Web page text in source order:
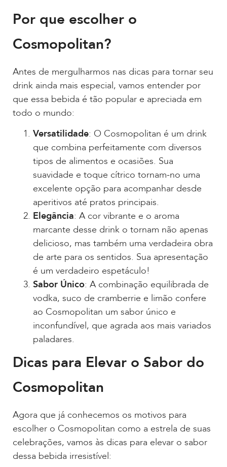
Por que escolher o
Cosmopolitan?
Antes de mergulharmos nas dicas para tornar seu
drink ainda mais especial, vamos entender por
que essa bebida é tão popular e apreciada em
todo o mundo:
Versatilidade: O Cosmopolitan é um drink
que combina perfeitamente com diversos
tipos de alimentos e ocasiões. Sua
suavidade e toque cítrico tornam-no uma
excelente opção para acompanhar desde
aperitivos até pratos principais.
Elegância: A cor vibrante e o aroma
marcante desse drink o tornam não apenas
delicioso, mas também uma verdadeira obra
de arte para os sentidos. Sua apresentação
é um verdadeiro espetáculo!
Sabor Único: A combinação equilibrada de
vodka, suco de cramberrie e limão confere
ao Cosmopolitan um sabor único e
inconfundível, que agrada aos mais variados
paladares.
Dicas para Elevar o Sabor do
Cosmopolitan
Agora que já conhecemos os motivos para
escolher o Cosmopolitan como a estrela de suas
celebrações, vamos às dicas para elevar o sabor
dessa bebida irresistível: